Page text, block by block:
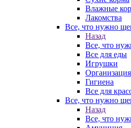
Влажные
Лакомства
Все, что нужно
Назад
Все, что
Все для еды
Игрушки
Гигиена
Все для
Все, что нужно
Назад
Все, что